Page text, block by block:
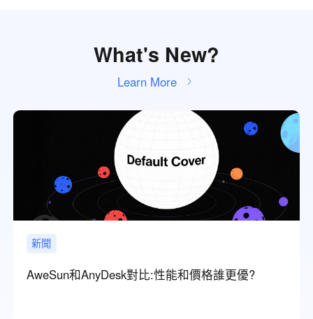
What's New?
Learn More
新聞
AweSun和AnyDesk對比:性能和價格誰更優?